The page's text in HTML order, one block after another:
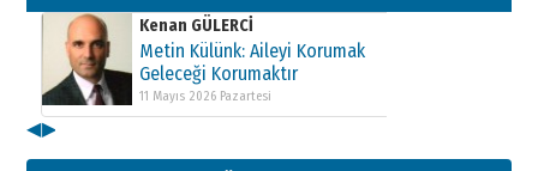
Kenan GÜLERCİ
Metin Külünk: Aileyi Korumak
Geleceği Korumaktır
11 Mayıs 2026 Pazartesi
Metin Külünk: Aileyi Korumak
◀▶